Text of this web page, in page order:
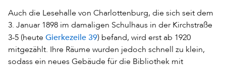
Auch die Lesehalle von Charlottenburg, die sich seit dem
3. Januar 1898 im damaligen Schulhaus in der Kirchstraße
3-5 (heute Gierkezeile 39) befand, wird erst ab 1920
mitgezählt. Ihre Räume wurden jedoch schnell zu klein,
sodass ein neues Gebäude für die Bibliothek mit